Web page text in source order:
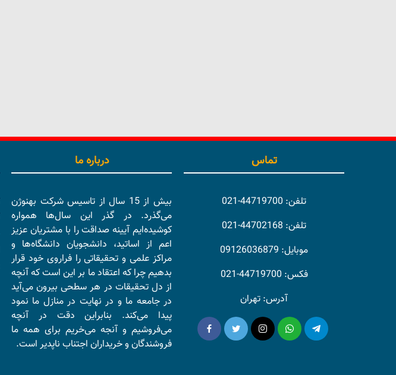
تماس
تلفن: 44719700-021
تلفن: 44702168-021
موبایل: 09126036879
فکس: 44719700-021
آدرس: تهران
درباره ما
بیش از 15 سال از تاسیس شرکت بهنوژن
می‌گذرد. در گذر این سال‌ها همواره
کوشیده‌ایم آیینه صداقت را با مشتریان عزیز
اعم از اساتید، دانشجویان دانشگاه‌ها و
مراکز علمی و تحقیقاتی را فراروی خود قرار
بدهیم چرا که اعتقاد ما بر این است که آنچه
از دل تحقیقات در هر سطحی بیرون می‌آید
در جامعه ما و در نهایت در منازل ما نمود
پیدا می‌کند. بنابراین دقت در آنچه
می‌فروشیم و آنجه می‌خریم برای همه ما
فروشندگان و خریداران اجتناب ناپدیر است.